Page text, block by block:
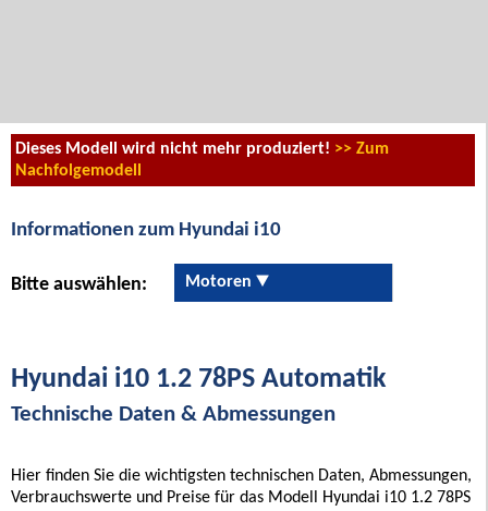
Dieses Modell wird nicht mehr produziert! >> Zum
Nachfolgemodell
Informationen zum Hyundai i10
Bitte auswählen: Motoren
Hyundai i10 1.2 78PS Automatik
Technische Daten & Abmessungen
Hier finden Sie die wichtigsten technischen Daten, Abmessungen,
Verbrauchswerte und Preise für das Modell Hyundai i10 1.2 78PS